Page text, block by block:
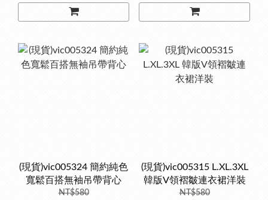
(現貨)vic005324 簡約純色
寬鬆百搭無袖吊帶背心
NT$580
(現貨)vic005315 L.XL.3XL
韓版V領褶皺連衣裙洋裝
NT$580